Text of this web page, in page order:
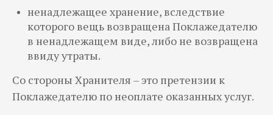
ненадлежащее хранение, вследствие
которого вещь возвращена Поклажедателю
в ненадлежащем виде, либо не возвращена
ввиду утраты.
Со стороны Хранителя – это претензии к
Поклажедателю по неоплате оказанных услуг.